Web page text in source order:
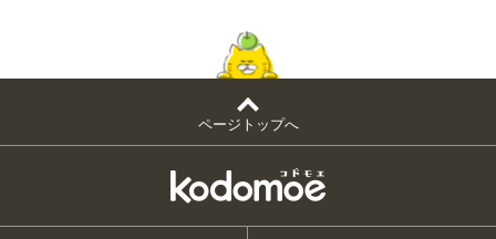
ページトップへ